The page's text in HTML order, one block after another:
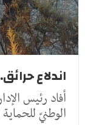
اندلاع
أفاد رئيس
الوطنيّ